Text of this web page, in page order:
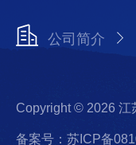
公司简介
Copyright © 2026 江
备案号：苏ICP备